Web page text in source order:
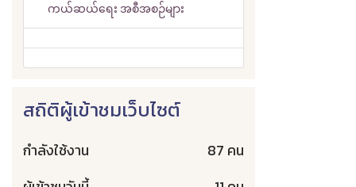
ကယ်ဆယ်ရေး အစီအစဉ်များ
สถิติผู้เข้าชมเว็บไซต์
กำลังใช้งาน
87 คน